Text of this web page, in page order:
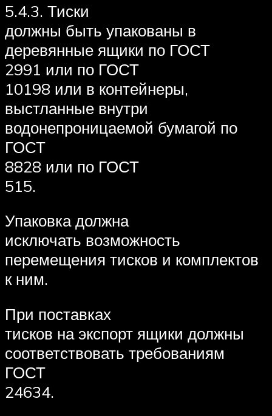
5.4.3. Тиски
должны быть упакованы в
деревянные ящики по ГОСТ
2991 или по ГОСТ
10198 или в контейнеры,
выстланные внутри
водонепроницаемой бумагой по
ГОСТ
8828 или по ГОСТ
515.
Упаковка должна
исключать возможность
перемещения тисков и комплектов
к ним.
При поставках
тисков на экспорт ящики должны
соответствовать требованиям
ГОСТ
24634.